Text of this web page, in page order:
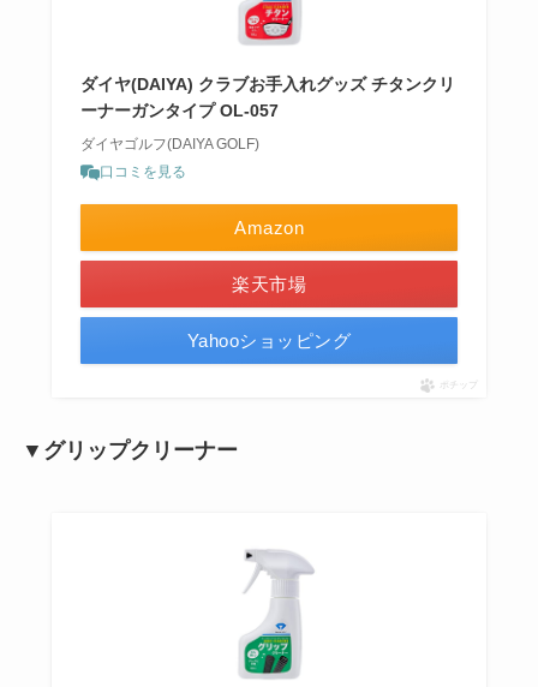
ダイヤ(DAIYA) クラブお手入れグッズ チタンクリ
ーナーガンタイプ OL-057
ダイヤゴルフ(DAIYA GOLF)
口コミを見る
Amazon
楽天市場
Yahooショッピング
ポチップ
▼グリップクリーナー